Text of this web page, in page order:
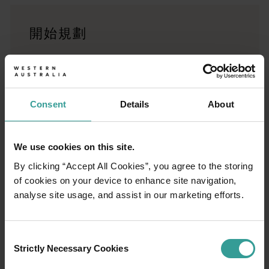
Consent Details About
We use cookies on this site.
By clicking “Accept All Cookies”, you agree to the storing
of cookies on your device to enhance site navigation,
analyse site usage, and assist in our marketing efforts.
Selection
Strictly Necessary Cookies
<p>準備好探索西澳州了嗎？瀏覽一下這些位於西澳州各地的
行程規劃工具
從標誌性的旅遊目的地與精彩難忘的自駕遊行程，到人跡罕至
開始規劃